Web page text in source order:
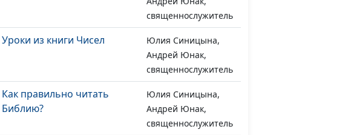
священнослужитель
Уроки из книги Чисел
Юлия Синицына,
Андрей Юнак,
священнослужитель
Как правильно читать
Библию?
Юлия Синицына,
Андрей Юнак,
священнослужитель